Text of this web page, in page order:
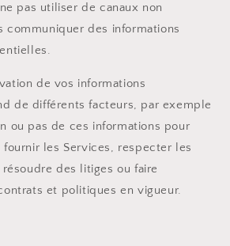
pas utiliser de canaux non
communiquer des informations
de vos informations
de différents facteurs, par exemple
ou pas de ces informations pour
les Services, respecter les
des litiges ou faire
et politiques en vigueur.